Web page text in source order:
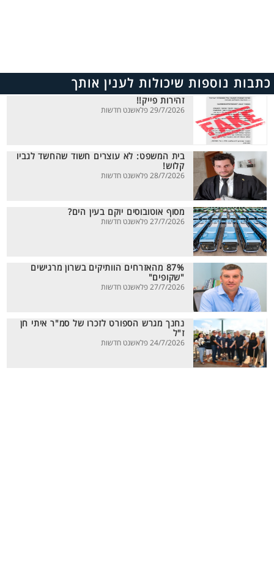
כתבות נוספות שיכולות לענין אותך
זהירות פייק!!
29/7/2026 פלאשנט חדשות
בית המשפט: לא עוצרים חשוד שהחשד לגביו
קלוש!
28/7/2026 פלאשנט חדשות
מסוף אוטובוסים יוקם בעין הים?
27/7/2026 פלאשנט חדשות
87% מהאזרחים הוותיקים בשרון מרגישים
"שקופים"
27/7/2026 פלאשנט חדשות
נחנך מגרש הספורט לזכרו של סמ"ר איתי חן
ז"ל
24/7/2026 פלאשנט חדשות